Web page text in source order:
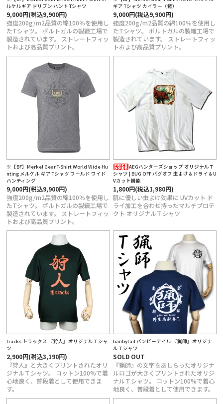
ルケルギア ドリブン ハント Tシャツ
9,000円(税込9,900円)
強度200g/m2品質の綿100％を使用し
たTシャツ。 ポルトガルの製織工場で
製造されています。 ストレートフィッ
トおよび高品質プリント。
ギア Tシャツ カイラー（猪）
9,000円(税込9,900円)
強度200g/m2品質の綿100％を使用し
たTシャツ。 ポルトガルの製織工場で
製造されています。 ストレートフィッ
トおよび高品質プリント。
※【BF】Merkel Gear T-Shirt World Wide Hu
nting メルケル ギア Tシャツ ワールド ワイド
ハンティング
9,000円(税込9,900円)
強度200g/m2品質の綿100％を使用し
たTシャツ。 ポルトガルの製織工場で
製造されています。 ストレートフィッ
トおよび高品質プリント。
AEGハンターズショップ オリジナルＴ
シャツ | BUG OFF バグオフ 虫よけ＆ドライ＆U
Vカット機能
1,800円(税込1,980円)
肌に優しい虫よけ効果に UVカット ド
ライ加工を合わせ持ったマルチプロテ
クト オリジナルＴシャツ
tracks トラックス 『狩人』オリジナルＴシャ
ツ
2,900円(税込3,190円)
『狩人』と大きくプリントされたオリ
ジナルＴシャツ。 コットン100%で着
心地良く、普段着として使用できま
す。
banbytail バンビーテイル 『猟師』オリジナ
ルＴシャツ
SOLD OUT
『猟師』の文字をあしらったオリジナ
ルロゴが大きくプリントされたオリジ
ナルＴシャツ。 コットン100%で着心
地良く、普段着として使用できます。